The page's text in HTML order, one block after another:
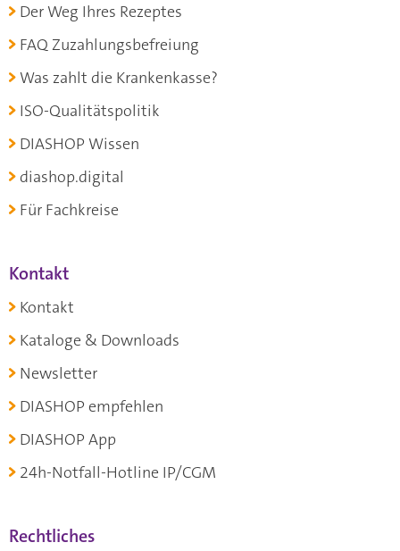
Der Weg Ihres Rezeptes
FAQ Zuzahlungsbefreiung
Was zahlt die Krankenkasse?
ISO-Qualitätspolitik
DIASHOP Wissen
diashop.digital
Für Fachkreise
Kontakt
Kontakt
Kataloge & Downloads
Newsletter
DIASHOP empfehlen
DIASHOP App
24h-Notfall-Hotline IP/CGM
Rechtliches